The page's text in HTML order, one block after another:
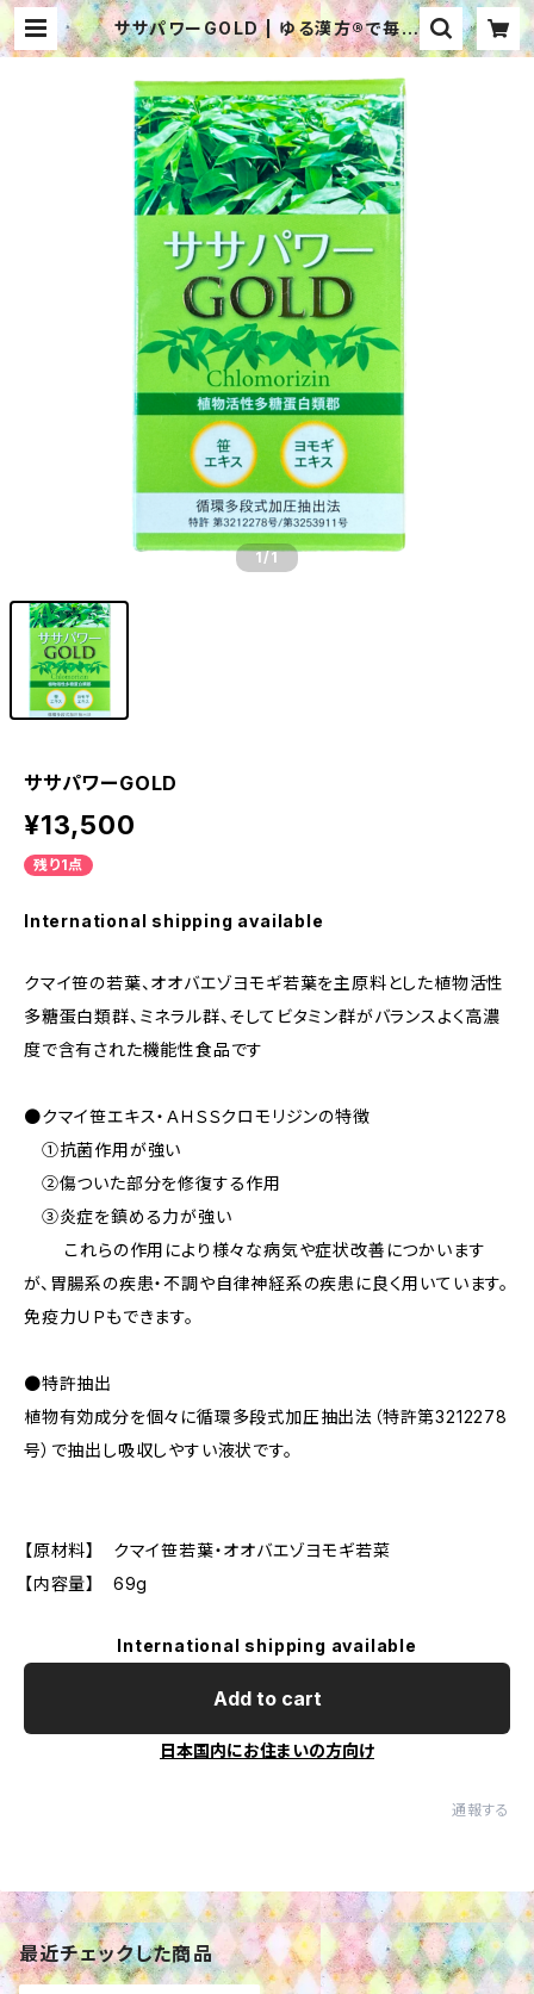
ササパワーGOLD | ゆる漢方®で毎日
ハッピー WEBショップ
1/1
ササパワーGOLD
¥13,500
残り1点
International shipping available
クマイ笹の若葉、オオバエゾヨモギ若葉を主原料とした植物活性
多糖蛋白類群、ミネラル群、そしてビタミン群がバランスよく高濃
度で含有された機能性食品です
●クマイ笹エキス・ＡＨＳＳクロモリジンの特徴
①抗菌作用が強い
②傷ついた部分を修復する作用
③炎症を鎮める力が強い
これらの作用により様々な病気や症状改善につかいます
が、胃腸系の疾患・不調や自律神経系の疾患に良く用いています。
免疫力ＵＰもできます。
●特許抽出
植物有効成分を個々に循環多段式加圧抽出法（特許第3212278
号）で抽出し吸収しやすい液状です。
【原材料】 クマイ笹若葉・オオバエゾヨモギ若菜
【内容量】 69g
International shipping available
Add to cart
日本国内にお住まいの方向け
通報する
最近チェックした商品